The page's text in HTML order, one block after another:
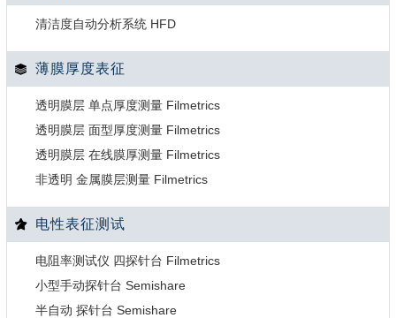
清洁度自动分析系统 HFD
薄膜厚度表征
透明膜层 单点厚度测量 Filmetrics
透明膜层 面型厚度测量 Filmetrics
透明膜层 在线膜厚测量 Filmetrics
非透明 金属膜层测量 Filmetrics
电性表征测试
电阻率测试仪 四探针台 Filmetrics
小型手动探针台 Semishare
半自动 探针台 Semishare